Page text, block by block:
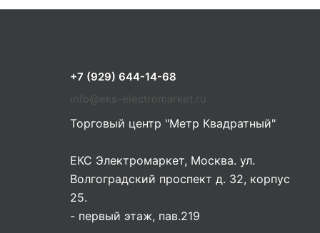
+7 (929) 644-14-68
info@eks-electromarket.ru
Торговый центр "Метр Квадратный"
ЕКС Электромаркет, Москва. ул.
Волгоградский проспект д. 32, корпус
25.
- первый этаж, пав.219